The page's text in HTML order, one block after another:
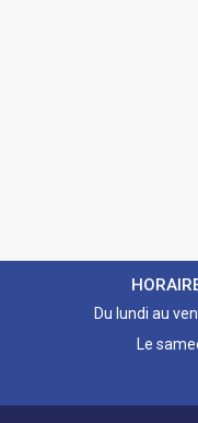
Du lundi au
Le